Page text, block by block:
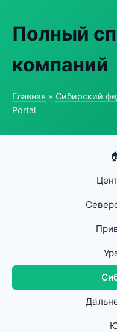
Полный
компаний
Главная » Сибирский
Portal